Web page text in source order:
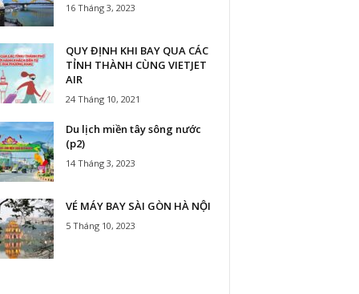
16 Tháng 3, 2023
QUY ĐỊNH KHI BAY QUA CÁC
TỈNH THÀNH CÙNG VIETJET
AIR
24 Tháng 10, 2021
Du lịch miền tây sông nước
(p2)
14 Tháng 3, 2023
VÉ MÁY BAY SÀI GÒN HÀ NỘI
5 Tháng 10, 2023